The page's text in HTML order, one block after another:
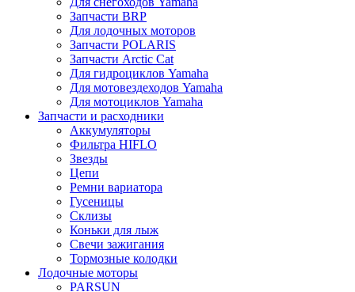
Запчасти BRP
Для лодочных моторов
Запчасти POLARIS
Запчасти Arctic Cat
Для гидроциклов Yamaha
Для мотовездеходов Yamaha
Для мотоциклов Yamaha
Запчасти и расходники
Аккумуляторы
Фильтра HIFLO
Звезды
Цепи
Ремни вариатора
Гусеницы
Склизы
Коньки для лыж
Свечи зажигания
Тормозные колодки
Лодочные моторы
PARSUN